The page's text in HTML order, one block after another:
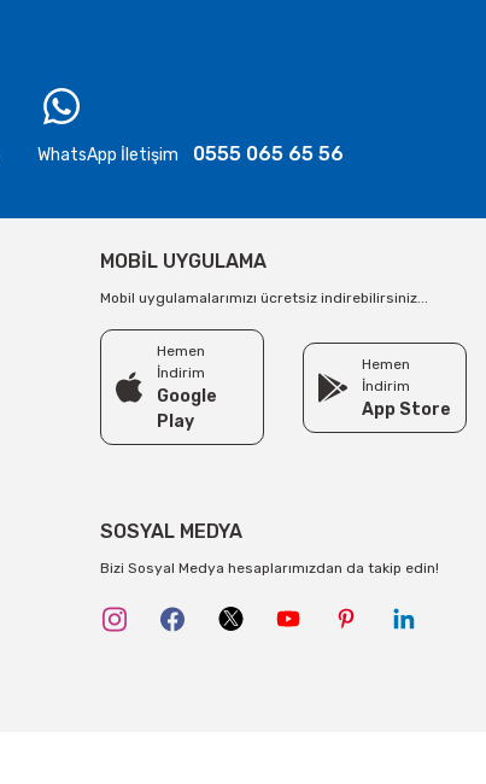
WhatsApp İletişim 0555 065 65 56
MOBİL UYGULAMA
Mobil uygulamalarımızı ücretsiz indirebilirsiniz...
Hemen
İndirim
Google
Play
Hemen
İndirim
App Store
SOSYAL MEDYA
Bizi Sosyal Medya hesaplarımızdan da takip edin!